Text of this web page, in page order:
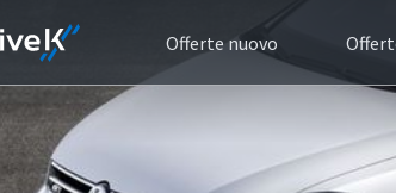
Offerte nuovo